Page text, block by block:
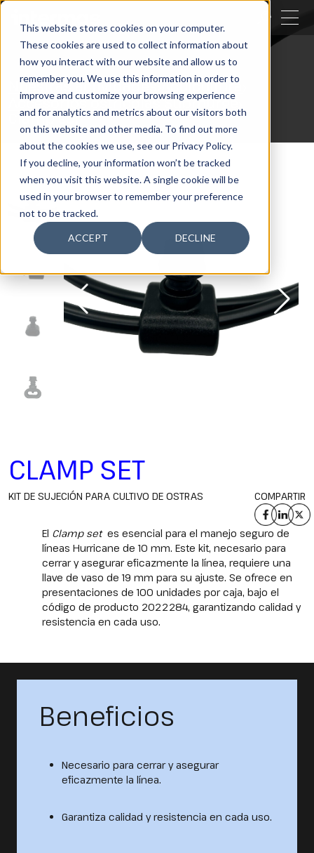
This website stores cookies on your computer.
These cookies are used to collect information about
how you interact with our website and allow us to
remember you. We use this information in order to
improve and customize your browsing experience
and for analytics and metrics about our visitors both
on this website and other media. To find out more
about the cookies we use, see our Privacy Policy.
If you decline, your information won’t be tracked
when you visit this website. A single cookie will be
used in your browser to remember your preference
not to be tracked.
ACCEPT DECLINE
BUSCAR
CERRAR
Nuestras actividades Acuicultura
Accesorios ostrícolas Submürge
Clamp set
CLAMP SET
KIT DE SUJECIÓN PARA CULTIVO DE OSTRAS COMPARTIR
El Clamp setes esencial para el manejo seguro de
líneas Hurricane de 10 mm. Este kit, necesario para
cerrar y asegurar eficazmente la línea, requiere una
llave de vaso de 19 mm para su ajuste. Se ofrece en
presentaciones de 100 unidades por caja, bajo el
código de producto 2022284, garantizando calidad y
resistencia en cada uso.
Beneficios
Necesario para cerrar y asegurar
eficazmente la línea.
Garantiza calidad y resistencia en cada uso.